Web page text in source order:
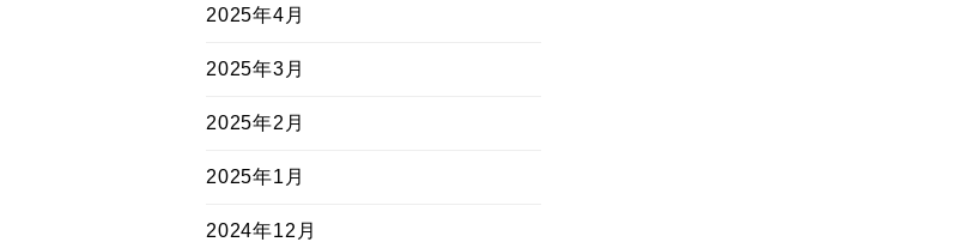
2025年4月
2025年3月
2025年2月
2025年1月
2024年12月